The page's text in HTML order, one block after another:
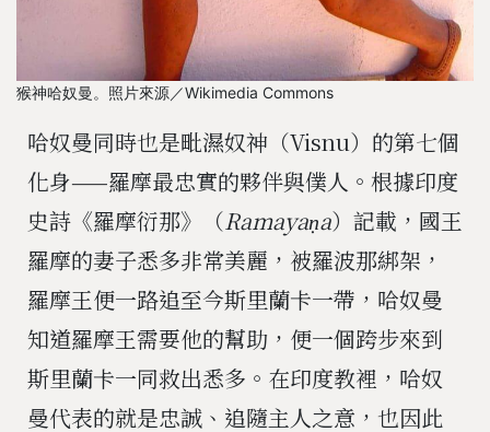
猴神哈奴曼。照片來源／Wikimedia Commons
哈奴曼同時也是毗濕奴神（Visnu）的第七個
化身——羅摩最忠實的夥伴與僕人。根據印度
史詩《羅摩衍那》（Ramayaṇa）記載，國王
羅摩的妻子悉多非常美麗，被羅波那綁架，
羅摩王便一路追至今斯里蘭卡一帶，哈奴曼
知道羅摩王需要他的幫助，便一個跨步來到
斯里蘭卡一同救出悉多。在印度教裡，哈奴
曼代表的就是忠誠、追隨主人之意，也因此